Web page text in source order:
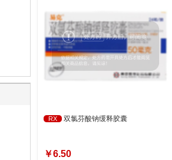
RX 双氯芬酸钠缓释胶囊
￥6.50